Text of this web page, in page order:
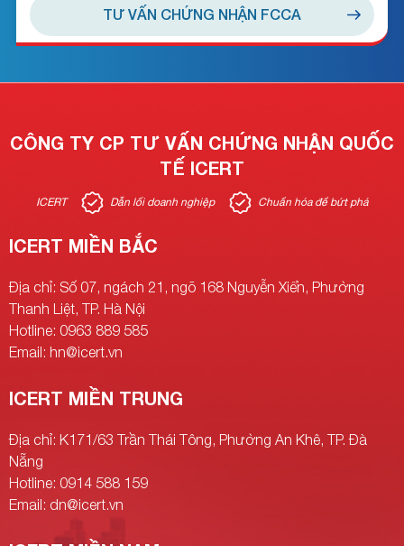
TƯ VẤN CHỨNG NHẬN FCCA
CÔNG TY CP TƯ VẤN CHỨNG NHẬN QUỐC
TẾ ICERT
ICERT Dẫn lối doanh nghiệp Chuẩn hóa để bứt phá
ICERT MIỀN BẮC
Địa chỉ: Số 07, ngách 21, ngõ 168 Nguyễn Xiển, Phường
Thanh Liệt, TP. Hà Nội
Hotline: 0963 889 585
Email: hn@icert.vn
ICERT MIỀN TRUNG
Địa chỉ: K171/63 Trần Thái Tông, Phường An Khê, TP. Đà
Nẵng
Hotline: 0914 588 159
Email: dn@icert.vn